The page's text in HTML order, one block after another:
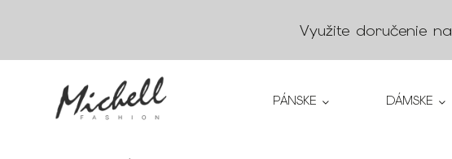
Využite doručenie na
PÁNSKE DÁMSKE